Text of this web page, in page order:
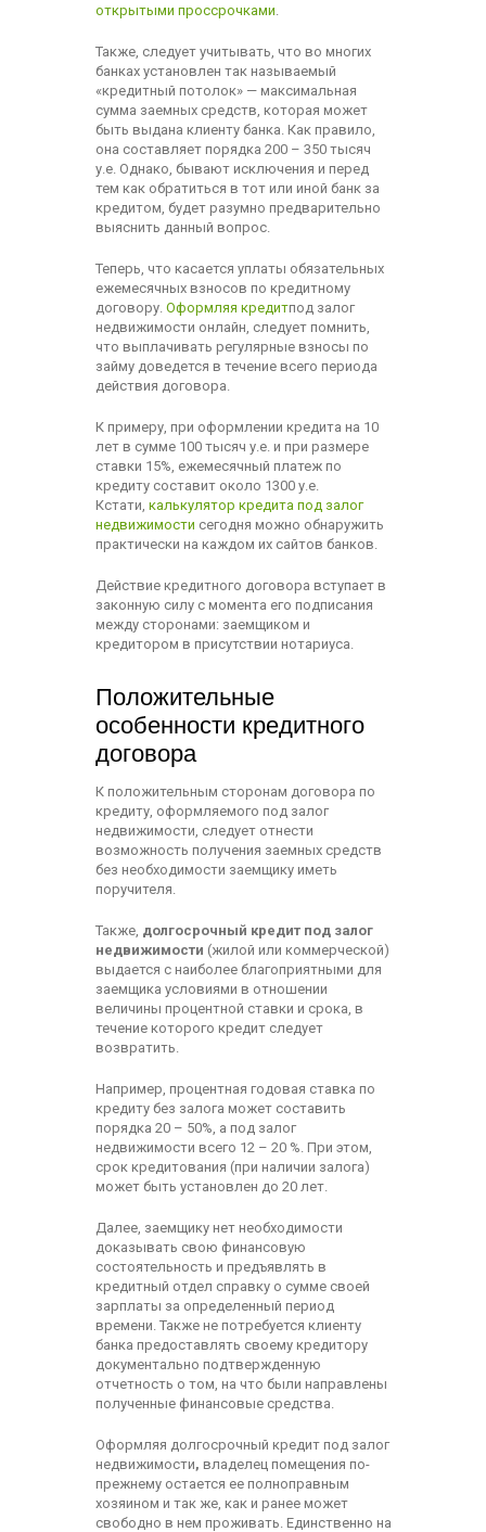
открытыми проссрочками
Также, следует учитывать, что во многих
банках установлен так называемый
«кредитный потолок» — максимальная
сумма заемных средств, которая может
быть выдана клиенту банка. Как правило,
она составляет порядка 200 – 350 тысяч
у.е. Однако, бывают исключения и перед
тем как обратиться в тот или иной банк за
кредитом, будет разумно предварительно
выяснить данный вопрос.
Теперь, что касается уплаты обязательных
ежемесячных взносов по кредитному
договору. Оформляя кредитпод залог
недвижимости онлайн, следует помнить,
что выплачивать регулярные взносы по
займу доведется в течение всего периода
действия договора.
К примеру, при оформлении кредита на 10
лет в сумме 100 тысяч у.е. и при размере
ставки 15%, ежемесячный платеж по
кредиту составит около 1300 у.е.
Кстати, калькулятор кредита под залог
недвижимости сегодня можно обнаружить
практически на каждом их сайтов банков.
Действие кредитного договора вступает в
законную силу с момента его подписания
между сторонами: заемщиком и
кредитором в присутствии нотариуса.
Положительные
особенности кредитного
договора
К положительным сторонам договора по
кредиту, оформляемого под залог
недвижимости, следует отнести
возможность получения заемных средств
без необходимости заемщику иметь
поручителя.
Также, долгосрочный кредит под залог
недвижимости (жилой или коммерческой)
выдается с наиболее благоприятными для
заемщика условиями в отношении
величины процентной ставки и срока, в
течение которого кредит следует
возвратить.
Например, процентная годовая ставка по
кредиту без залога может составить
порядка 20 – 50%, а под залог
недвижимости всего 12 – 20 %. При этом,
срок кредитования (при наличии залога)
может быть установлен до 20 лет.
Далее, заемщику нет необходимости
доказывать свою финансовую
состоятельность и предъявлять в
кредитный отдел справку о сумме своей
зарплаты за определенный период
времени. Также не потребуется клиенту
банка предоставлять своему кредитору
документально подтвержденную
отчетность о том, на что были направлены
полученные финансовые средства.
Оформляя долгосрочный кредит под залог
недвижимости, владелец помещения по-
прежнему остается ее полноправным
хозяином и так же, как и ранее может
свободно в нем проживать. Единственно на